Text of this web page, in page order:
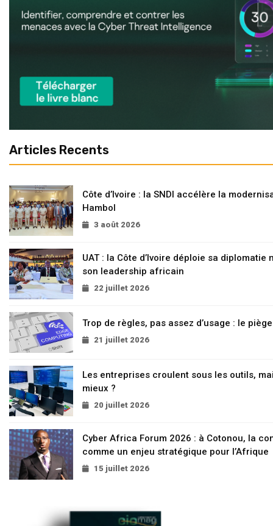
Articles Recents
Côte d’Ivoire : la SNDI accélère la
Hambol
3 août 2026
UAT : la Côte d’Ivoire déploie sa
son leadership africain
22 juillet 2026
Trop de règles, pas assez d’usage : le
21 juillet 2026
Les entreprises croulent sous les outils,
mieux ?
20 juillet 2026
Cyber Africa Forum 2026 : à Cotonou, la
comme un enjeu stratégique pour l’Afrique
15 juillet 2026